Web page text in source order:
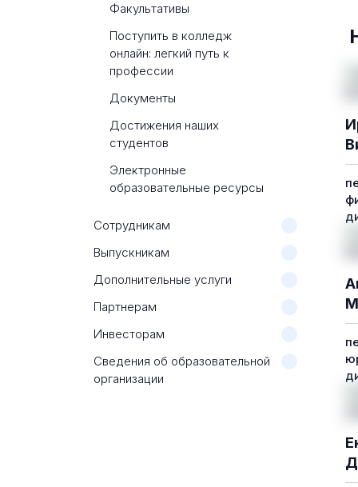
Факультативы
Поступить в колледж
онлайн: легкий путь к
профессии
Документы
Достижения наших
студентов
Электронные
образовательные ресурсы
Сотрудникам
Выпускникам
Дополнительные услуги
Партнерам
Инвесторам
Сведения об образовательной
организации